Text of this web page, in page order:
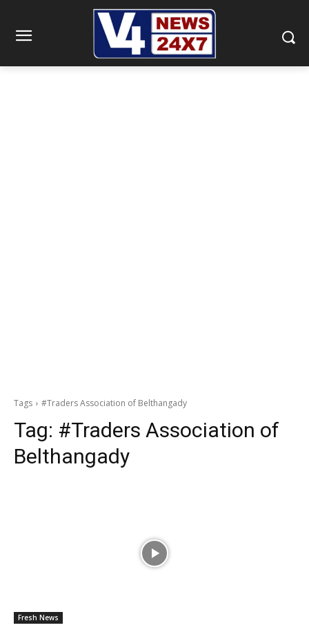
Tags #Traders Association of Belthangady
Tag: #Traders Association of
Belthangady
Fresh News